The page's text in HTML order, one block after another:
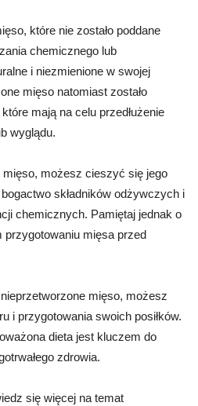
które nie zostało poddane
chemicznego lub
i niezmienione w swojej
mięso natomiast zostało
mają na celu przedłużenie
wyglądu.
możesz cieszyć się jego
składników odżywczych i
chemicznych. Pamiętaj jednak o
przygotowaniu mięsa przed
mięso, możesz
i przygotowania swoich posiłków.
dieta jest kluczem do
zdrowia.
się więcej na temat